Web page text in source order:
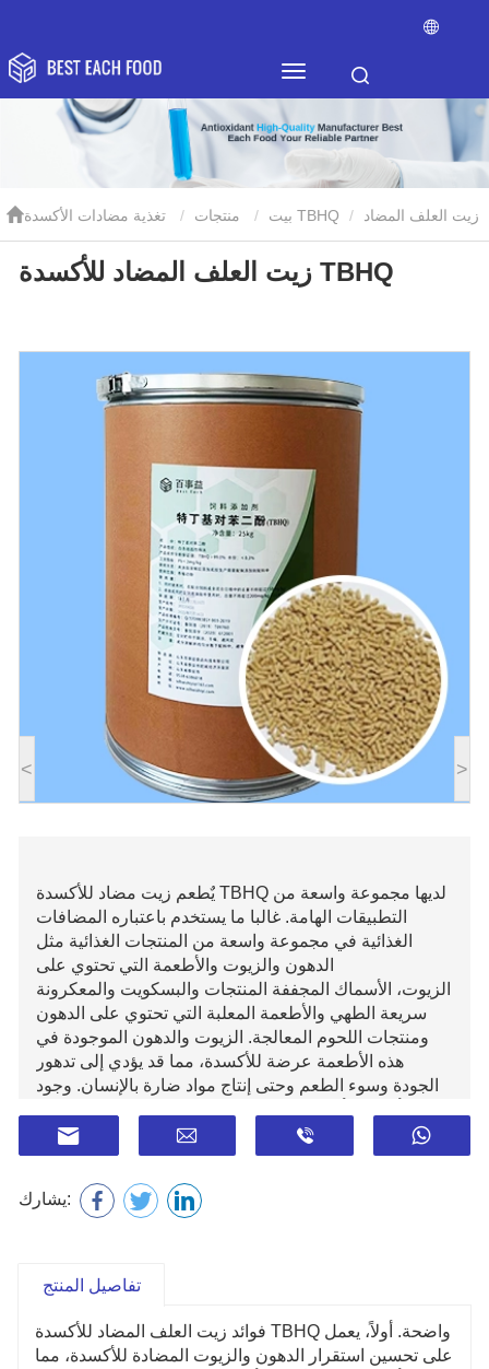
بيت منتجات تغذية مضادات الأكسدة TBHQ زيت العلف المضاد
للأكسدة TBHQ
< >
زيت العلف المضاد للأكسدة TBHQ
يٌطعم زيت مضاد للأكسدة TBHQ
التطبيقات الهامة. غالبا ما يستخدم باعتباره المضافات
الغذائية في مجموعة واسعة من المنتجات الغذائية مثل
الدهون والزيوت والأطعمة التي تحتوي على
الزيوت، الأسماك المجففة المنتجات والبسكويت والمعكرونة
سريعة الطهي والأطعمة المعلبة التي تحتوي على الدهون
ومنتجات اللحوم المعالجة. الزيوت والدهون الموجودة في
هذه الأطعمة عرضة للأكسدة، مما قد يؤدي إلى تدهور
الجودة وسوء الطعم وحتى إنتاج مواد ضارة بالإنسان. وجود
بشكل فعال عملية أكسدة الدهون والزيوت، وبالتالي الحفاظ
على نضارة الأطعمة وقيمتها الغذائية
يشارك:
تفاصيل المنتج
فوائد زيت العلف المضاد للأكسدة TBHQ واضحة. أولاً، يعمل
على تحسين استقرار الدهون والزيوت المضادة للأكسدة، مما